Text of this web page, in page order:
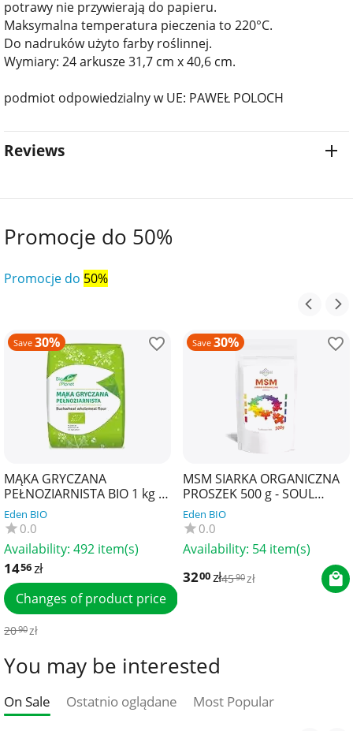
potrawy nie przywierają do papieru.
Maksymalna temperatura pieczenia to 220°C.
Do nadruków użyto farby roślinnej.
Wymiary: 24 arkusze 31,7 cm x 40,6 cm.
podmiot odpowiedzialny w UE: PAWEŁ POLOCH
Reviews
Promocje do 50%
Promocje do 50%
Save 30%
MĄKA GRYCZANA
PEŁNOZIARNISTA BIO 1 kg -
BIO PLANET
Eden BIO
0.0
Availability: 492 item(s)
1456zł
Changes of product price
2090zł
Save 30%
MSM SIARKA ORGANICZNA
PROSZEK 500 g - SOUL
FARM
Eden BIO
0.0
Availability: 54 item(s)
3200zł4590zł
You may be interested
On Sale Ostatnio oglądane Most Popular